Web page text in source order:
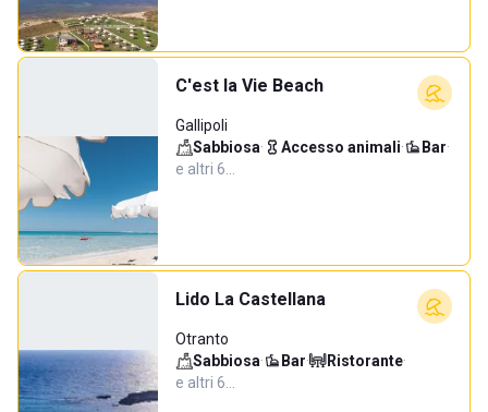
C'est la Vie Beach
Gallipoli
Sabbiosa· Accesso animali· Bar·
e altri 6…
Lido La Castellana
Otranto
Sabbiosa· Bar· Ristorante·
e altri 6…